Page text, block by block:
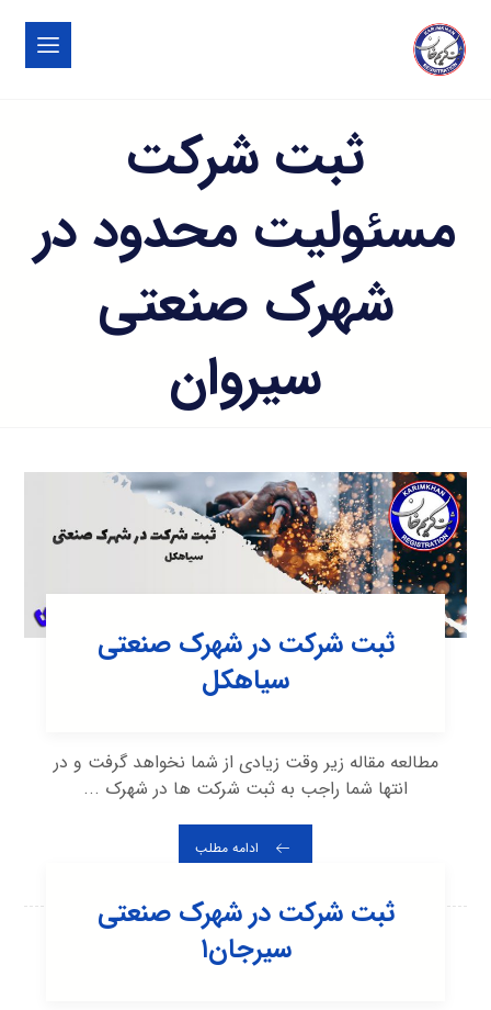
ثبت شرکت
مسئولیت محدود در
شهرک صنعتی
سيروان
ثبت شرکت در شهرک صنعتی
سياهكل
مطالعه مقاله زیر وقت زیادی از شما نخواهد گرفت و در
انتها شما راجب به ثبت شرکت ها در شهرک ...
ادامه مطلب
ثبت شرکت در شهرک صنعتی
سيرجان۱